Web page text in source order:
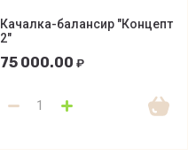
Качалка-балансир "Концепт
2"
75 000.00 ₽